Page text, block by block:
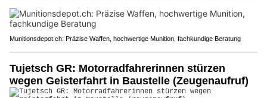
Munitionsdepot.ch: Präzise Waffen, hochwertige Munition, fachkundige Beratung
Tujetsch GR: Motorradfahrerinnen stürzen
wegen Geisterfahrt in Baustelle (Zeugenaufruf)